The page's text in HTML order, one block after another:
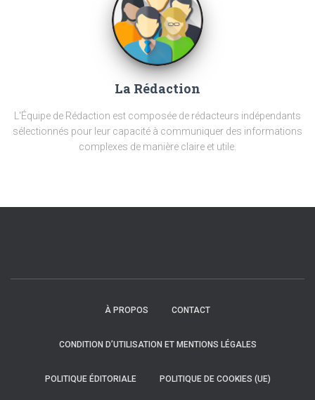
La Rédaction
L'Équipe de Rédaction est composée de rédacteurs indépendants
sélectionnés pour leur capacité à communiquer des informations
complexes de manière claire et utile.
À PROPOS CONTACT
CONDITION D’UTILISATION ET MENTIONS LÉGALES
POLITIQUE ÉDITORIALE POLITIQUE DE COOKIES (UE)